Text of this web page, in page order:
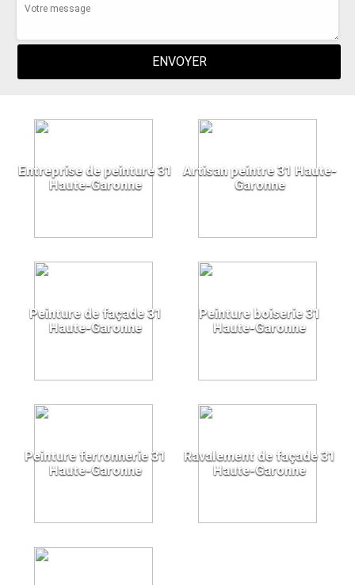
Entreprise de peinture 31
Haute-Garonne
Artisan peintre 31 Haute-
Garonne
Peinture de façade 31
Haute-Garonne
Peinture boiserie 31
Haute-Garonne
Peinture ferronnerie 31
Haute-Garonne
Ravalement de façade 31
Haute-Garonne